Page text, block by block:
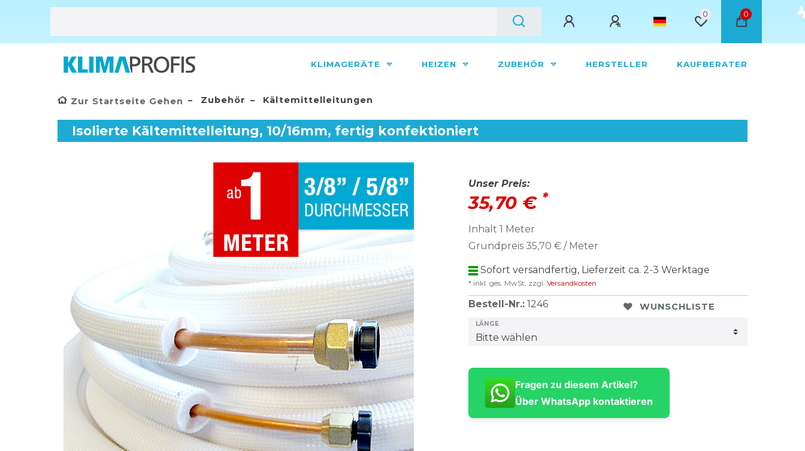
0 0
KLIMAGERÄTE HEIZEN ZUBEHÖR HERSTELLER KAUFBERATER
Zur Startseite Gehen Zubehör Kältemittelleitungen
Isolierte Kältemittelleitung, 10/16mm, fertig konfektioniert
Unser Preis:
35,70 € *
Inhalt 1 Meter
Grundpreis 35,70 € / Meter
Sofort versandfertig, Lieferzeit ca. 2-3 Werktage
* inkl. ges. MwSt. zzgl. Versandkosten
Bestell-Nr.: 1246 WUNSCHLISTE
LÄNGE
Fragen zu diesem Artikel?
Über WhatsApp kontaktieren